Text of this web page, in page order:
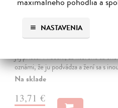
NASTAVENIA
Dni v kníhkupectve
Jagisawa Satoshi| Kniha
jej priateľ Hideaki, za ktorého sa
oznámi, že ju podvádza a žení sa s
Na sklade
13,71 €